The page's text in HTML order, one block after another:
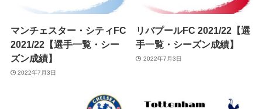
マンチェスター・シティFC
2021/22【選手一覧・シー
ズン成績】
2022年7月3日
リバプールFC 2021/22【選
手一覧・シーズン成績】
2022年7月3日